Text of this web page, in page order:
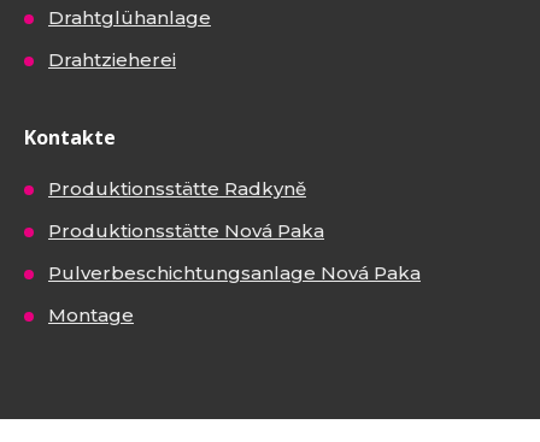
Drahtglühanlage
Drahtzieherei
Kontakte
Produktionsstätte Radkyně
Produktionsstätte Nová Paka
Pulverbeschichtungsanlage Nová Paka
Montage